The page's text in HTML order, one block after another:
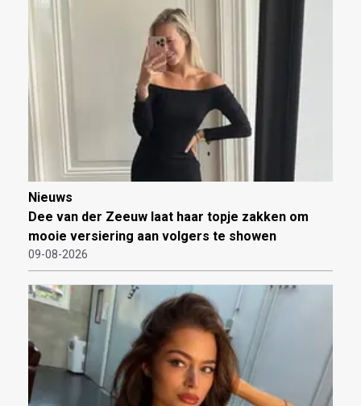
Nieuws
Dee van der Zeeuw laat haar topje zakken om
mooie versiering aan volgers te showen
09-08-2026